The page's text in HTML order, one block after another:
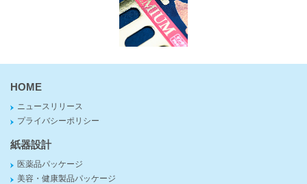
HOME
ニュースリリース
プライバシーポリシー
紙器設計
医薬品パッケージ
美容・健康製品パッケージ